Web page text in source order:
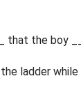
that the boy
ladder